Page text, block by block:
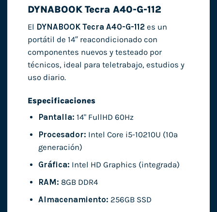
DYNABOOK Tecra A40-G-112
El DYNABOOK Tecra A40-G-112 es un
portátil de 14″ reacondicionado con
componentes nuevos y testeado por
técnicos, ideal para teletrabajo, estudios y
uso diario.
Especificaciones
Pantalla: 14" FullHD 60Hz
Procesador: Intel Core i5-10210U (10ª
generación)
Gráfica: Intel HD Graphics (integrada)
RAM: 8GB DDR4
Almacenamiento: 256GB SSD